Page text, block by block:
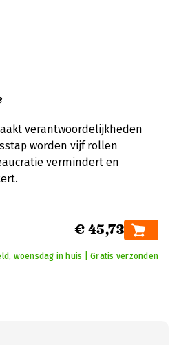
verantwoordelijkheden
worden vijf rollen
vermindert en
€ 45,73
woensdag in huis | Gratis verzonden